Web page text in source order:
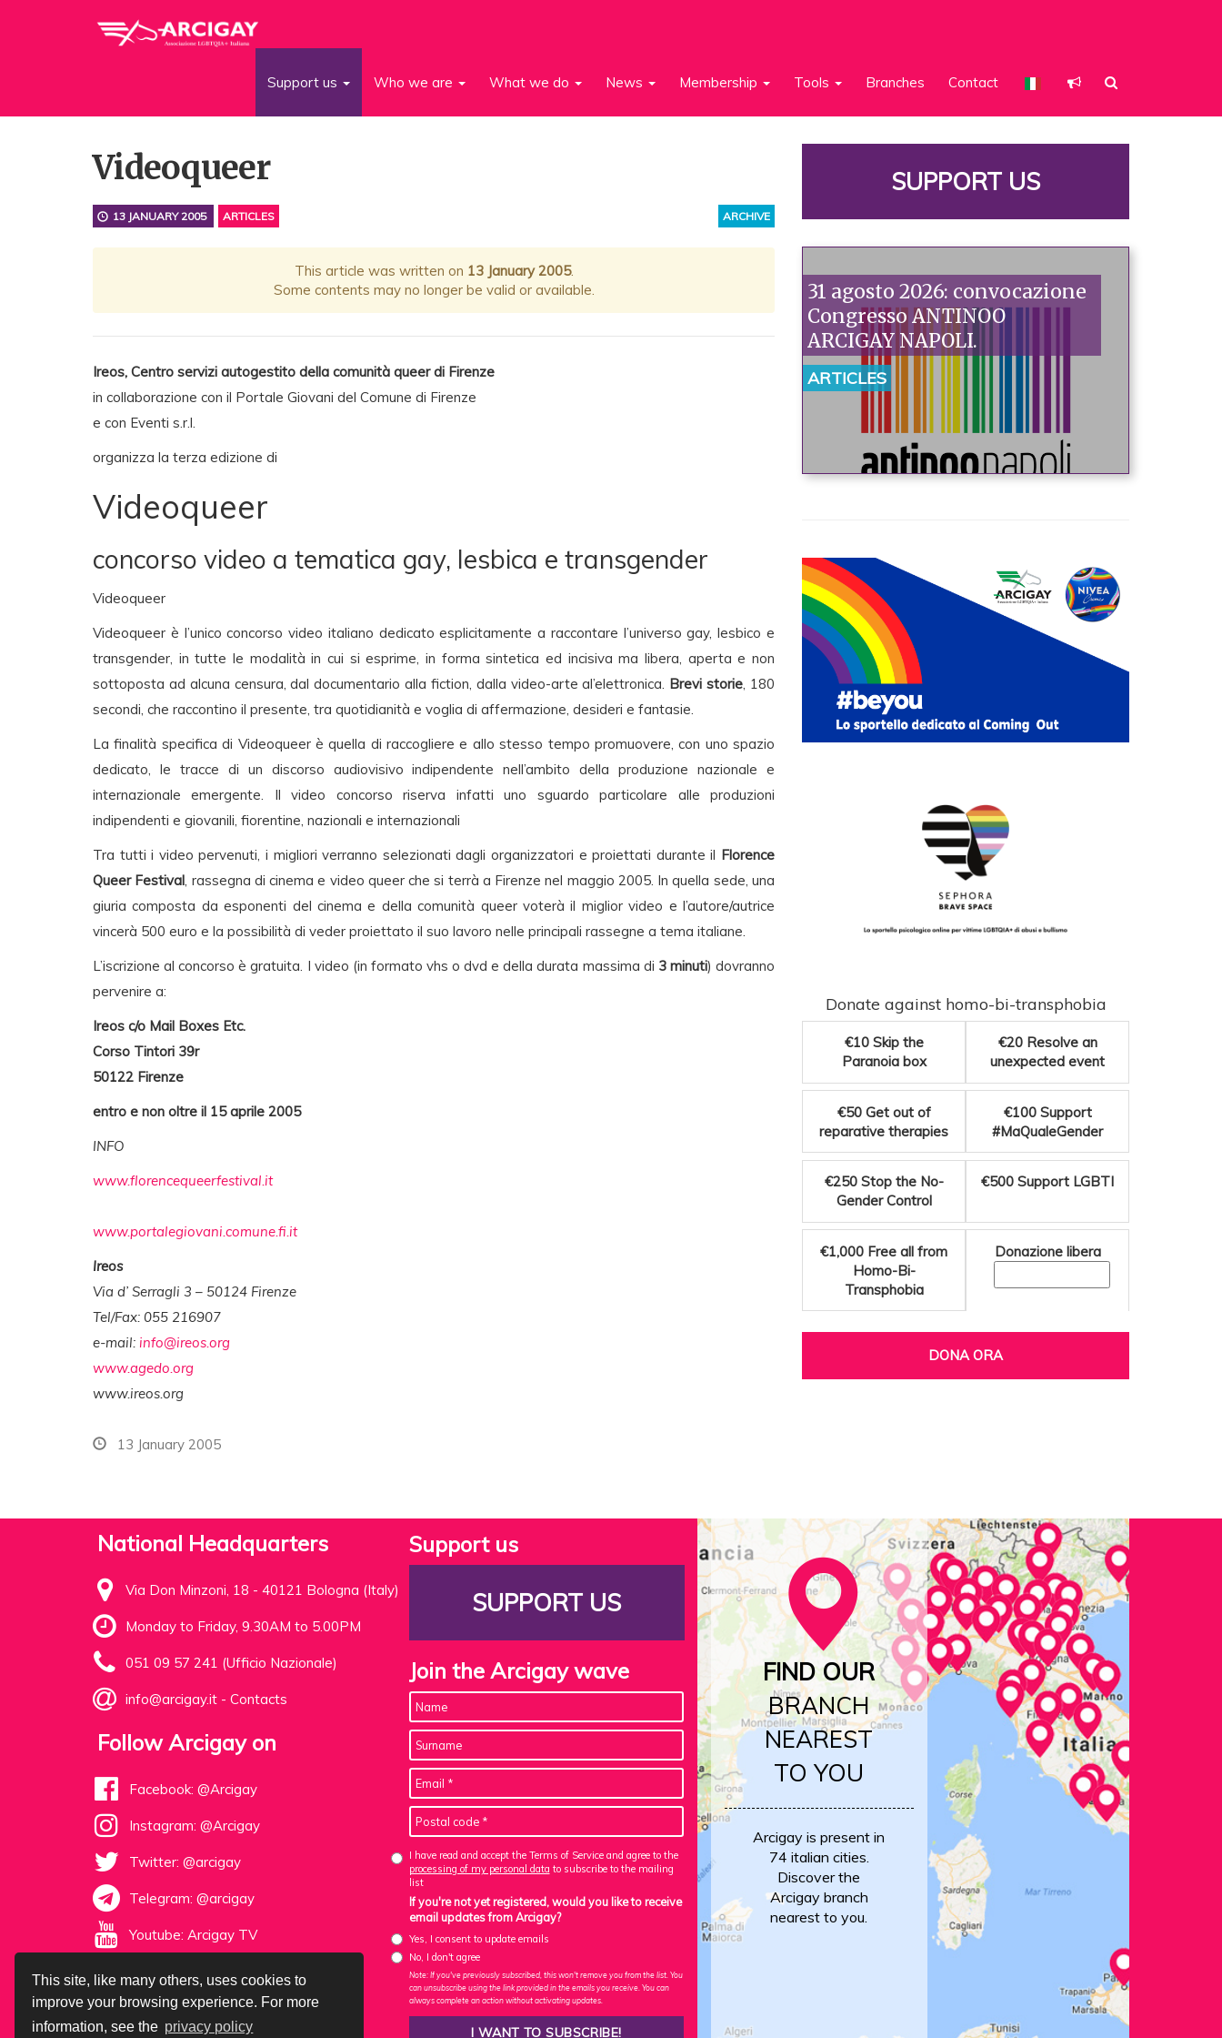
This site, like many others, uses cookies to
improve your browsing experience. For more
information, see the privacy policy
Support us Who we are What we do News Membership Tools Branches Contact
Videoqueer
ARCHIVE
13 JANUARY 2005 ARTICLES
This article was written on 13 January 2005.
Some contents may no longer be valid or available.
Ireos, Centro servizi autogestito della comunità queer di Firenze
in collaborazione con il Portale Giovani del Comune di Firenze
e con Eventi s.r.l.
organizza la terza edizione di
Videoqueer
concorso video a tematica gay, lesbica e transgender
Videoqueer
Videoqueer è l’unico concorso video italiano dedicato esplicitamente a raccontare l’universo gay, lesbico e
transgender, in tutte le modalità in cui si esprime, in forma sintetica ed incisiva ma libera, aperta e non
sottoposta ad alcuna censura, dal documentario alla fiction, dalla video-arte al’elettronica. Brevi storie, 180
secondi, che raccontino il presente, tra quotidianità e voglia di affermazione, desideri e fantasie.
La finalità specifica di Videoqueer è quella di raccogliere e allo stesso tempo promuovere, con uno spazio
dedicato, le tracce di un discorso audiovisivo indipendente nell’ambito della produzione nazionale e
internazionale emergente. Il video concorso riserva infatti uno sguardo particolare alle produzioni
indipendenti e giovanili, fiorentine, nazionali e internazionali
Tra tutti i video pervenuti, i migliori verranno selezionati dagli organizzatori e proiettati durante il Florence
Queer Festival, rassegna di cinema e video queer che si terrà a Firenze nel maggio 2005. In quella sede, una
giuria composta da esponenti del cinema e della comunità queer voterà il miglior video e l’autore/autrice
vincerà 500 euro e la possibilità di veder proiettato il suo lavoro nelle principali rassegne a tema italiane.
L’iscrizione al concorso è gratuita. I video (in formato vhs o dvd e della durata massima di 3 minuti) dovranno
pervenire a:
Ireos c/o Mail Boxes Etc.
Corso Tintori 39r
50122 Firenze
entro e non oltre il 15 aprile 2005
INFO
www.florencequeerfestival.it
www.portalegiovani.comune.fi.it
Ireos
Via d’ Serragli 3 – 50124 Firenze
Tel/Fax: 055 216907
e-mail: info@ireos.org
www.agedo.org
www.ireos.org
13 January 2005
SUPPORT US
31 agosto 2026: convocazione
Congresso ANTINOO
ARCIGAY NAPOLI.
ARTICLES
Donate against homo-bi-transphobia
€10 Skip the
Paranoia box
€20 Resolve an
unexpected event
€50 Get out of
reparative therapies
€100 Support
#MaQualeGender
€250 Stop the No-
Gender Control
€500 Support LGBTI
€1,000 Free all from
Homo-Bi-
Transphobia
Donazione libera
DONA ORA
National Headquarters
Via Don Minzoni, 18 - 40121 Bologna (Italy)
Monday to Friday, 9.30AM to 5.00PM
051 09 57 241 (Ufficio Nazionale)
info@arcigay.it - Contacts
Follow Arcigay on
Facebook: @Arcigay
Instagram: @Arcigay
Twitter: @arcigay
Telegram: @arcigay
Youtube: Arcigay TV
Support us
SUPPORT US
Join the Arcigay wave
I have read and accept the Terms of Service and agree to the
processing of my personal data to subscribe to the mailing
list
If you're not yet registered, would you like to receive
email updates from Arcigay?
Yes, I consent to update emails
No, I don't agree
Note: If you've previously subscribed, this won't remove you from the list. You
can unsubscribe using the link provided in the emails you receive. You can
always complete an action without activating updates.
FIND OUR
BRANCH
NEAREST
TO YOU
Arcigay is present in
74 italian cities.
Discover the
Arcigay branch
nearest to you.